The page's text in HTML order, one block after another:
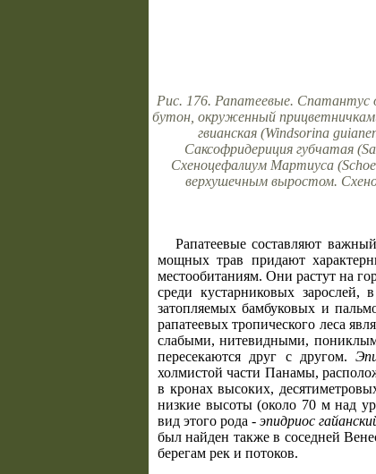
Рис. 176. Рапатеевые. Спатантус
бутон, окруженный
гвианская (Windsorina
Саксофридериция губчатая
Схеноцефалиум Мартиуса
верхушечным выростом.
Рапатеевые составляют
мощных трав придают
местообитаниям. Они растут на
среди кустарниковых
затопляемых бамбуковых и
рапатеевых тропического леса
слабыми, нитевидными,
пересекаются друг с другом.
холмистой части Панамы,
в кронах высоких,
низкие высоты (около 70 м над
вид этого рода -эпидриос
был найден также в соседней
берегам рек и потоков.